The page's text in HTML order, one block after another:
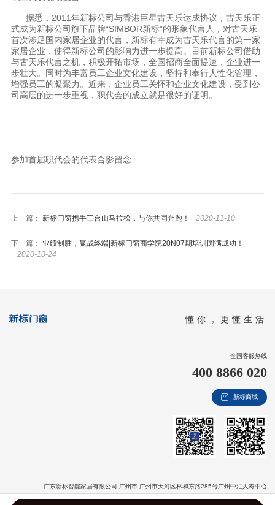
据悉，2011年新标公司与香港巨星古天乐达成协议，古天乐正
式成为新标公司旗下品牌“SIMBOR新标”的形象代言人，对古天乐
首次涉足国内家居企业的代言，新标有幸成为古天乐代言的第一家
家居企业，使得新标公司的影响力进一步提高。目前新标公司借助
与古天乐代言之机，积极开拓市场，全国招商全面提速，企业进一
步壮大。同时为丰富员工企业文化建设，坚持和奉行人性化管理，
增强员工的凝聚力。近来，企业员工关怀和企业文化建设，受到公
司高层的进一步重视，职代会的成立就是很好的证明。
参加首届职代会的代表合影留念
上一篇： 新标门窗携手三台山马拉松，与你共同奔跑！ 2020-11-10
下一篇： 业绩制胜，赢战终端|新标门窗商学院20N07期培训圆满成功！
2020-10-24
懂你，更懂生活
全国客服热线
400 8866 020
新标商城
广东新标智能家居有限公司 广州市 广州市天河区林和东路285号广州中汇人寿中心
版权信息：Copyright © 2020 广东新标智能家居有限公司 All Rights Reserved粤ICP备